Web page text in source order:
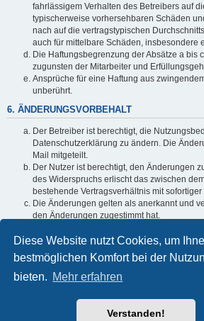
Diese Website nutzt Cookies, um
bestmöglichen Komfort bei der
bieten. Mehr erfahren
Verstanden!
fahrlässigem Verhalten des Betreibers auf
typischerweise vorhersehbaren Schäden
nach auf die vertragstypischen
auch für mittelbare Schäden, insbesondere
Die Haftungsbegrenzung der Absätze a bis
zugunsten der Mitarbeiter und
Ansprüche für eine Haftung aus
unberührt.
6. ÄNDERUNGSVORBEHALT
Der Betreiber ist berechtigt, die
Datenschutzerklärung zu ändern. Die
Mail mitgeteilt.
Der Nutzer ist berechtigt, den Änderungen
des Widerspruchs erlischt das zwischen
bestehende Vertragsverhältnis mit sofortiger
Die Änderungen gelten als anerkannt und
den Änderungen zugestimmt hat.
Informationen über den Umgang mit Ihren
in der Datenschutzerklärung enthalten.
Powered byphpBB® Forum Software ©